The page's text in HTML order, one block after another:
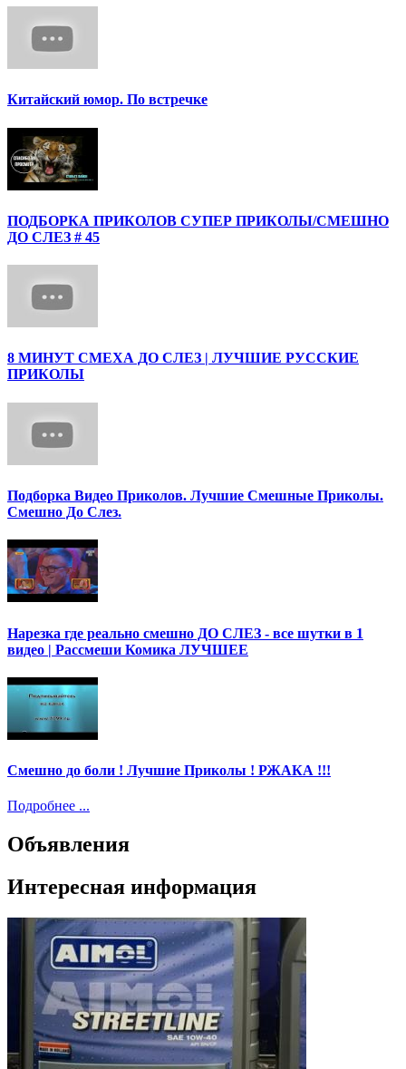
Китайский юмор. По встречке
ПОДБОРКА ПРИКОЛОВ СУПЕР ПРИКОЛЫ/СМЕШНО
ДО СЛЕЗ # 45
8 МИНУТ СМЕХА ДО СЛЕЗ | ЛУЧШИЕ РУССКИЕ
ПРИКОЛЫ
Подборка Видео Приколов. Лучшие Смешные Приколы.
Смешно До Слез.
Нарезка где реально смешно ДО СЛЕЗ - все шутки в 1
видео | Рассмеши Комика ЛУЧШЕЕ
Смешно до боли ! Лучшие Приколы ! РЖАКА !!!
Подробнее ...
Объявления
Интересная информация